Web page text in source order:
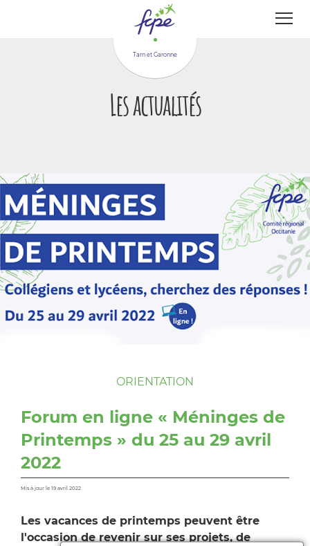
Tarn et Garonne
Les actualités
ORIENTATION
Forum en ligne « Méninges de
Printemps » du 25 au 29 avril
2022
Mis à jour le 19 avril 2022
Les vacances de printemps peuvent être
l'occasion de revenir sur ses projets, de
Panneau de gestion des cookies